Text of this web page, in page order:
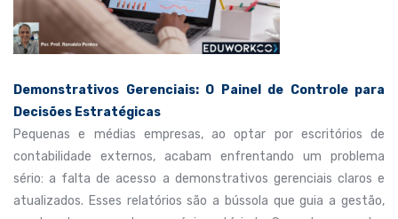
Demonstrativos Gerenciais: O Painel de Controle para
Decisões Estratégicas
Pequenas e médias empresas, ao optar por escritórios de
contabilidade externos, acabam enfrentando um problema
sério: a falta de acesso a demonstrativos gerenciais claros e
atualizados. Esses relatórios são a bússola que guia a gestão,